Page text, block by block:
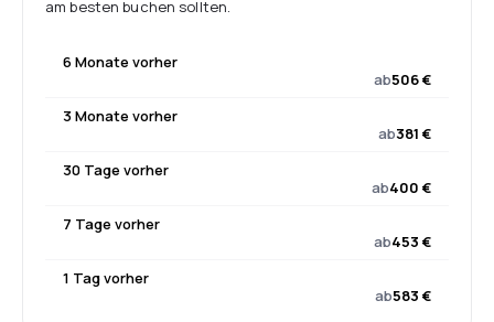
am besten buchen sollten.
6 Monate vorher
ab506 €
3 Monate vorher
ab381 €
30 Tage vorher
ab400 €
7 Tage vorher
ab453 €
1 Tag vorher
ab583 €